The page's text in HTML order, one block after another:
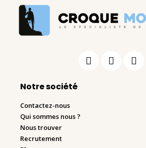
Notre société
Contactez-nous
Qui sommes nous ?
Nous trouver
Recrutement